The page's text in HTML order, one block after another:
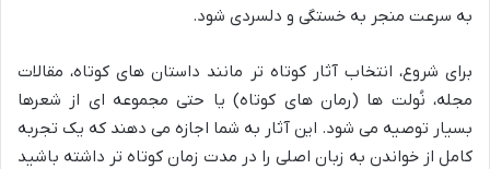
به سرعت منجر به خستگی و دلسردی شود.
برای شروع، انتخاب آثار کوتاه تر مانند داستان های کوتاه، مقالات
مجله، نُولت ها (رمان های کوتاه) یا حتی مجموعه ای از شعرها
بسیار توصیه می شود. این آثار به شما اجازه می دهند که یک تجربه
کامل از خواندن به زبان اصلی را در مدت زمان کوتاه تر داشته باشید